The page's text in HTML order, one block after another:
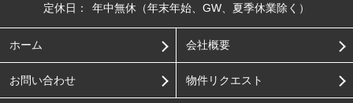
定休日：
年中無休（年末年始、GW、夏季休業除く）
ホーム 会社概要
お問い合わせ 物件リクエスト